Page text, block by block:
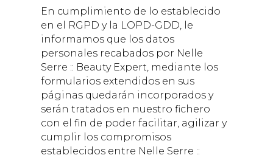
En cumplimiento de lo establecido
en el RGPD y la LOPD-GDD, le
informamos que los datos
personales recabados por Nelle
Serre :: Beauty Expert , mediante los
formularios extendidos en sus
páginas quedarán incorporados y
serán tratados en nuestro fichero
con el fin de poder facilitar, agilizar y
cumplir los compromisos
establecidos entre Nelle Serre ::